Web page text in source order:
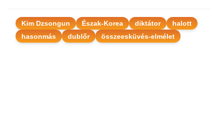
Kim Dzsongun Észak-Korea diktátor
halott
hasonmás
dublőr összeesküvés-elmélet